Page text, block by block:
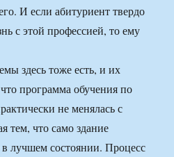
И если абитуриент твердо
с этой профессией, то ему
здесь тоже есть, и их
программа обучения по
не менялась с
тем, что само здание
в лучшем состоянии. Процесс